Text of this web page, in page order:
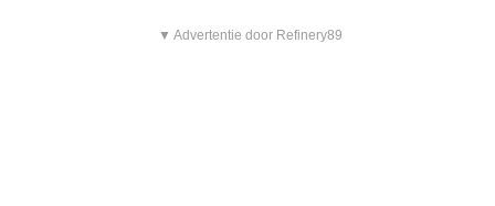
▼ Advertentie door Refinery89